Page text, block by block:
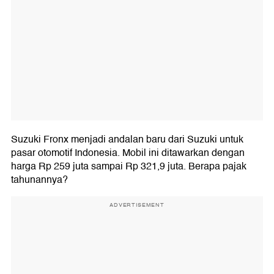
Suzuki Fronx menjadi andalan baru dari Suzuki untuk
pasar otomotif Indonesia. Mobil ini ditawarkan dengan
harga Rp 259 juta sampai Rp 321,9 juta. Berapa pajak
tahunannya?
ADVERTISEMENT